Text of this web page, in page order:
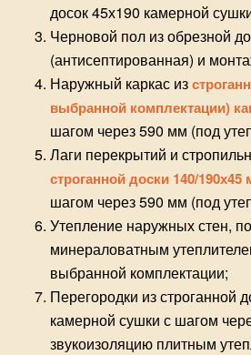
досок 45х190 камерной
Черновой пол из обрезной
(антисептированная) и
Наружный каркас из
выбранной комплектации)
шагом через 590 мм (под
Лаги перекрытий и
строганной доски 140/
шагом через 590 мм (под
Утепление наружных стен,
минераловатным
выбранной комплектации;
Перегородки из строганной
камерной сушки с шагом
звукоизоляцию плитным